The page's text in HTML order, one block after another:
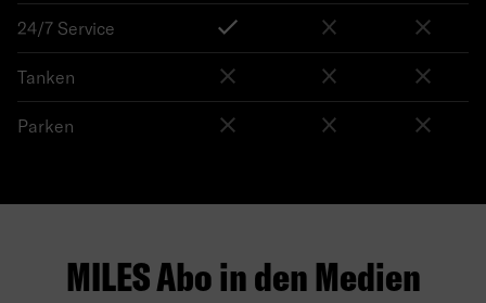
24/7 Service
Tanken
Parken
MILES Abo in den Medien